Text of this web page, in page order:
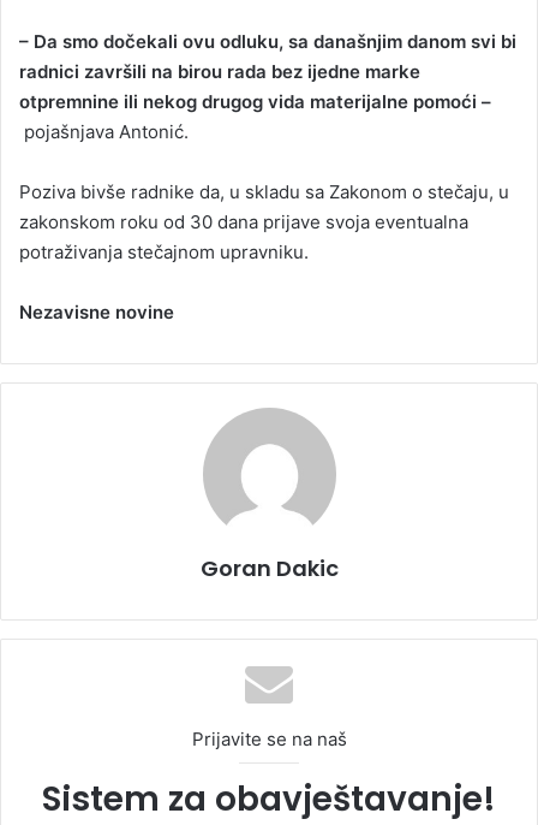
– Da smo dočekali ovu odluku, sa današnjim danom svi bi
radnici završili na birou rada bez ijedne marke
otpremnine ili nekog drugog vida materijalne pomoći –
pojašnjava Antonić.
Poziva bivše radnike da, u skladu sa Zakonom o stečaju, u
zakonskom roku od 30 dana prijave svoja eventualna
potraživanja stečajnom upravniku.
Nezavisne novine
Goran Dakic
Prijavite se na naš
Sistem za obavještavanje!